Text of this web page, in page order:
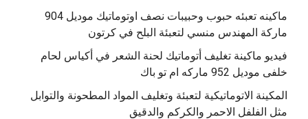
‫ماكينه تعبئه حبوب وحبيبات نصف اوتوماتيك موديل 904
‫فيديو ماكينة تغليف أتوماتيك لحنة الشعر في أكياس لحام
خلفى موديل 952 ماركه ام تو باك
المكينة الاتوماتيكية لتعبئة وتغليف المواد المطحونة والتوابل
مثل الفلفل الاحمر والكركم والدقيق